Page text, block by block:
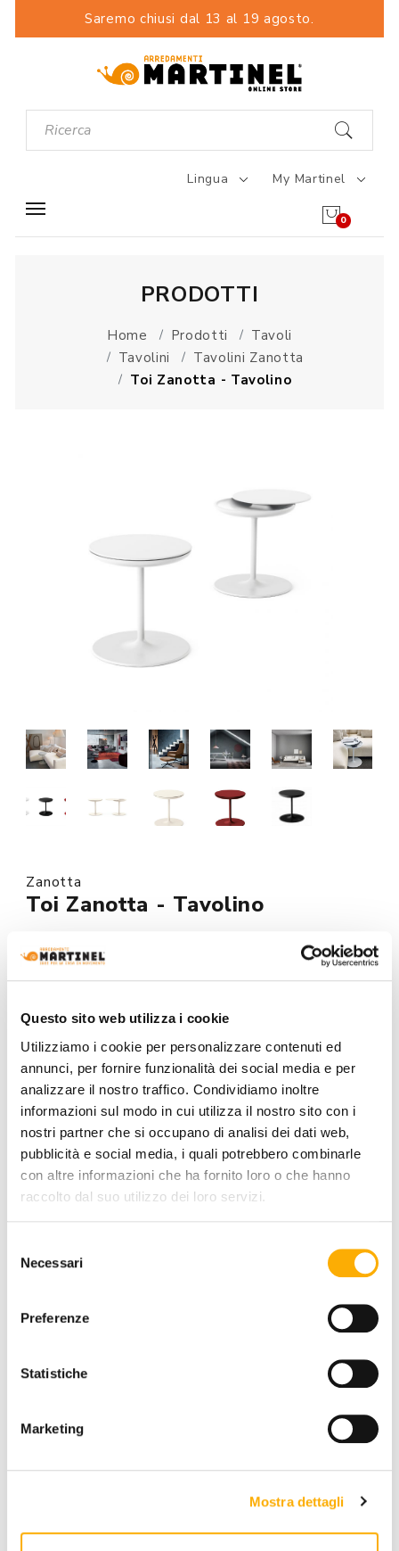
Questo sito web utilizza i cookie
Utilizziamo i cookie per personalizzare contenuti ed
annunci, per fornire funzionalità dei social media e per
analizzare il nostro traffico. Condividiamo inoltre
informazioni sul modo in cui utilizza il nostro sito con i
nostri partner che si occupano di analisi dei dati web,
pubblicità e social media, i quali potrebbero combinarle
con altre informazioni che ha fornito loro o che hanno
raccolto dal suo utilizzo dei loro servizi.
delNecessari
Preferenze
Statistiche
Marketing
Mostra dettagli
Saremo chiusi dal 13 al 19 agosto.
Lingua My Martinel
0
PRODOTTI
Home Prodotti
Tavoli
Tavolini
Tavolini Zanotta
Toi Zanotta - Tavolino
Zanotta
Toi Zanotta - Tavolino
Richiedi il prezzo per questo prodotto cliccando sul
pulsante in fondo alla pagina.
MODELLO :
COLORE:
INFORMAZIONI